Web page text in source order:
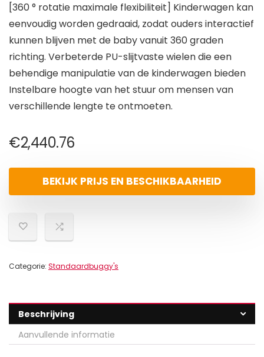
[360 ° rotatie maximale flexibiliteit] Kinderwagen kan
eenvoudig worden gedraaid, zodat ouders interactief
kunnen blijven met de baby vanuit 360 graden
richting. Verbeterde PU-slijtvaste wielen die een
behendige manipulatie van de kinderwagen bieden
Instelbare hoogte van het stuur om mensen van
verschillende lengte te ontmoeten.
€2,440.76
BEKIJK PRIJS EN BESCHIKBAARHEID
Categorie: Standaardbuggy's
Beschrijving
Aanvullende informatie